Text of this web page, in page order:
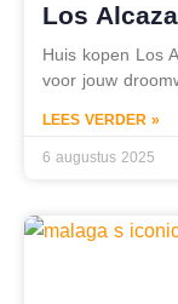
Los
Huis kopen Los
voor jouw
LEES VERDER »
6 augustus 2025